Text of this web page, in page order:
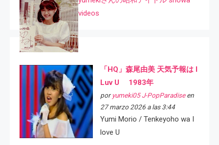
videos
「HQ」森尾由美 天気予報は I
Luv U 1983年
por yumeki05 J-PopParadiseen
27 marzo 2026 a las 3:44
Yumi Morio / Tenkeyoho wa I
love U